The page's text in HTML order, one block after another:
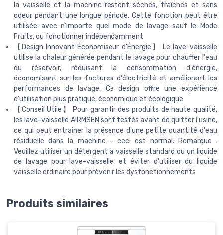
la vaisselle et la machine restent sèches, fraîches et sans
odeur pendant une longue période. Cette fonction peut être
utilisée avec n'importe quel mode de lavage sauf le Mode
Fruits, ou fonctionner indépendamment
【Design Innovant Économiseur d'Énergie】 Le lave-vaisselle
utilise la chaleur générée pendant le lavage pour chauffer l'eau
du réservoir, réduisant la consommation d'énergie,
économisant sur les factures d'électricité et améliorant les
performances de lavage. Ce design offre une expérience
d'utilisation plus pratique, économique et écologique
【Conseil Utile】 Pour garantir des produits de haute qualité,
les lave-vaisselle AIRMSEN sont testés avant de quitter l'usine,
ce qui peut entraîner la présence d'une petite quantité d'eau
résiduelle dans la machine – ceci est normal. Remarque :
Veuillez utiliser un détergent à vaisselle standard ou un liquide
de lavage pour lave-vaisselle, et éviter d'utiliser du liquide
vaisselle ordinaire pour prévenir les dysfonctionnements
Produits similaires